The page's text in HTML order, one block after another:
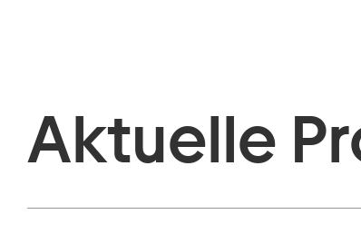
Aktuelle